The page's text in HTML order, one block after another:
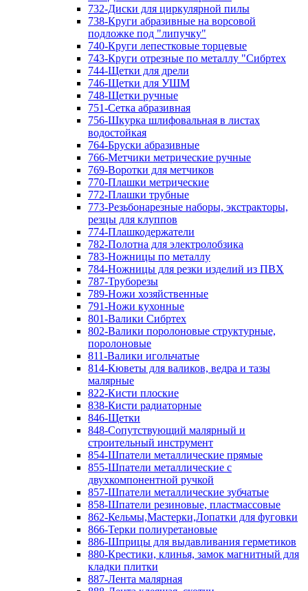
732-Диски для циркулярной пилы
738-Круги абразивные на ворсовой
подложке под "липучку"
740-Круги лепестковые торцевые
743-Круги отрезные по металлу "Сибртех
744-Щетки для дрели
746-Щетки для УШМ
748-Щетки ручные
751-Сетка абразивная
756-Шкурка шлифовальная в листах
водостойкая
764-Бруски абразивные
766-Метчики метрические ручные
769-Воротки для метчиков
770-Плашки метрические
772-Плашки трубные
773-Резьбонарезные наборы, экстракторы,
резцы для клуппов
774-Плашкодержатели
782-Полотна для электролобзика
783-Ножницы по металлу
784-Ножницы для резки изделий из ПВХ
787-Труборезы
789-Ножи хозяйственные
791-Ножи кухонные
801-Валики Сибртех
802-Валики поролоновые структурные,
поролоновые
811-Валики игольчатые
814-Кюветы для валиков, ведра и тазы
малярные
822-Кисти плоские
838-Кисти радиаторные
846-Щетки
848-Сопутствующий малярный и
строительный инструмент
854-Шпатели металлические прямые
855-Шпатели металлические с
двухкомпонентной ручкой
857-Шпатели металлические зубчатые
858-Шпатели резиновые, пластмассовые
862-Кельмы,Мастерки,Лопатки для фуговки
866-Терки полиуретановые
886-Шприцы для выдавливания герметиков
880-Крестики, клинья, замок магнитный для
кладки плитки
887-Лента малярная